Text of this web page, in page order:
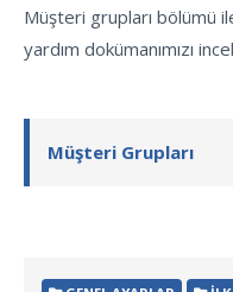
Müşteri grupları bölümü
yardım dokümanımızı
Müşteri Grupları